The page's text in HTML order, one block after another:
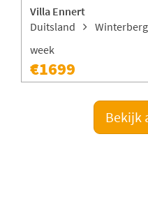
Villa Ennert
Duitsland
Winterberg
week
€1699
Bekijk